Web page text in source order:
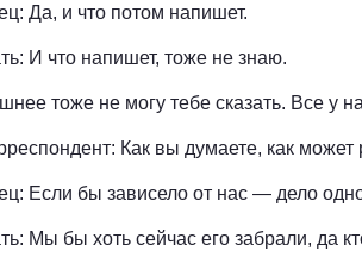
Да, и что потом напишет.
И что напишет, тоже не знаю.
тоже не могу тебе сказать. Все у
Как вы думаете, как может
Если бы зависело от нас — дело
Мы бы хоть сейчас его забрали, да